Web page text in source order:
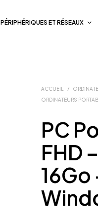
PÉRIPHÉRIQUES ET RÉSEAUX
ACCUEIL /
ORDINATEURS
PC
FHD
16Go